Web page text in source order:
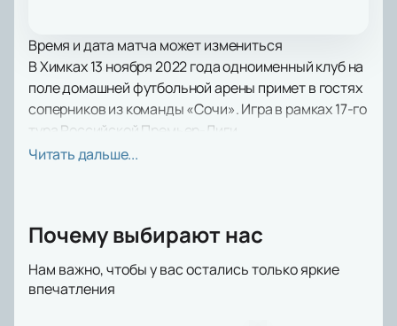
Время и дата матча может измениться
В Химках 13 ноября 2022 года одноименный клуб на
поле домашней футбольной арены примет в гостях
соперников из команды «Сочи». Игра в рамках 17-го
тура Российской Премьер-Лиги.
Подмосковный клуб «Химки» существует с 1997
попал в высшую лигу, но продержался там не долго.
показывают достойный игровой уровень. Также
два раза игроки команды доходили до финала
Читать дальше...
Почему выбирают нас
Нам важно, чтобы у вас остались только яркие
впечатления